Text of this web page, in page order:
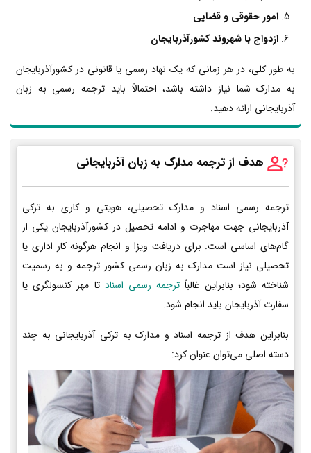
امور حقوقی و قضایی
ازدواج با شهروند کشورآذربایجان
به طور کلی، در هر زمانی که یک نهاد رسمی یا قانونی در کشورآذربایجان
به مدارک شما نیاز داشته باشد، احتمالاً باید ترجمه رسمی به زبان
آذربایجانی ارائه دهید.
هدف از ترجمه مدارک به زبان آذربایجانی
ترجمه رسمی اسناد و مدارک تحصیلی، هویتی و کاری به ترکی
آذربایجانی جهت مهاجرت و ادامه تحصیل در کشورآذربایجان یکی از
گام‌های اساسی است. برای دریافت ویزا و انجام هرگونه کار اداری یا
تحصیلی نیاز است مدارک به زبان رسمی کشور ترجمه و به رسمیت
شناخته شود؛ بنابراین غالباً ترجمه رسمی اسناد تا مهر کنسولگری یا
سفارت آذربایجان باید انجام شود.
بنابراین هدف از ترجمه اسناد و مدارک به ترکی آذربایجانی به چند
دسته اصلی می‌توان عنوان کرد: